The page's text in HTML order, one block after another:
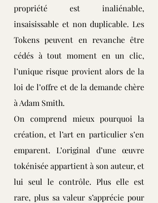
propriété est inaliénable,
insaisissable et non duplicable. Les
Tokens peuvent en revanche être
cédés à tout moment en un clic,
l’unique risque provient alors de la
loi de l’offre et de la demande chère
à Adam Smith.
On comprend mieux pourquoi la
création, et l’art en particulier s’en
emparent. L’original d’une œuvre
tokénisée appartient à son auteur, et
lui seul le contrôle. Plus elle est
rare, plus sa valeur s’apprécie pour